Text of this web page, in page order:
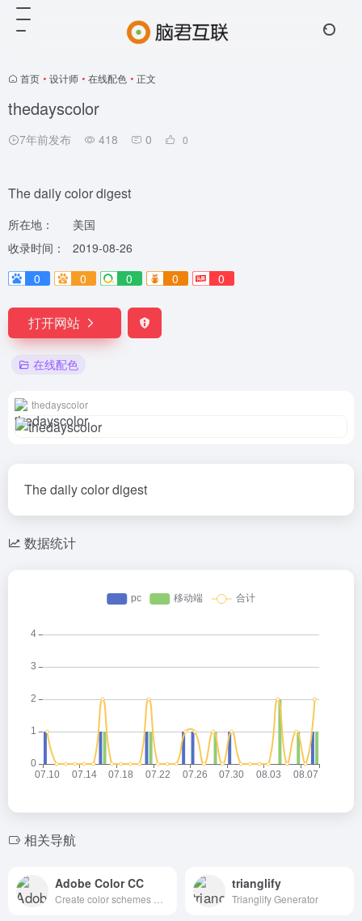
首页 • 设计师 • 在线配色 • 正文
thedayscolor
7年前发布 418 0 0
The daily color digest
所在地：
美国
收录时间：
2019-08-26
0
0 0 0 0
打开网站
在线配色
thedayscolor
The daily color digest
数据统计
相关导航
Adobe Color CC trianglify
Trianglify Generator